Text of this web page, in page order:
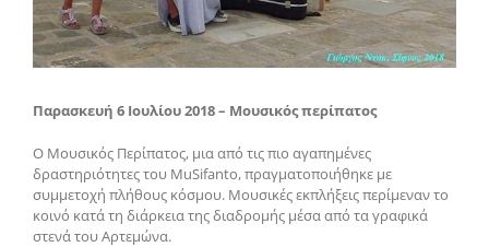
Παρασκευή 6 Ιουλίου 2018 – Μουσικός περίπατος
Ο Μουσικός Περίπατος, μια από τις πιο αγαπημένες
δραστηριότητες του MuSifanto, πραγματοποιήθηκε με
συμμετοχή πλήθους κόσμου. Μουσικές εκπλήξεις περίμεναν το
κοινό κατά τη διάρκεια της διαδρομής μέσα από τα γραφικά
στενά του Αρτεμώνα.